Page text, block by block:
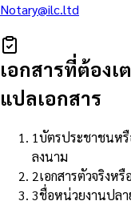
Notary@ilc.ltd
เอกสารที่ต้องเ
แปลเอกสาร
1บัตรประชาชนหรื
ลงนาม
2เอกสารตัวจริงห
3ชื่อหน่วยงานปล